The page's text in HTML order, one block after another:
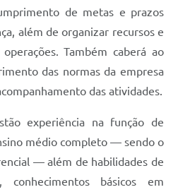
de metas e prazos
além de organizar recursos e
Também caberá ao
das normas da empresa
das atividades.
experiência na função de
médio completo — sendo o
— além de habilidades de
conhecimentos básicos em